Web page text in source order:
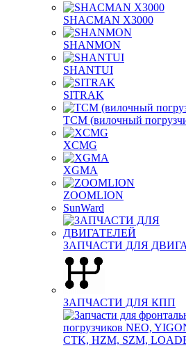
SHACMAN X3000
SHANMON
SHANTUI
SITRAK
TCM (вилочный
XCMG
XGMA
ZOOMLION
SunWard
ЗАПЧАСТИ ДЛЯ
ЗАПЧАСТИ ДЛЯ КПП